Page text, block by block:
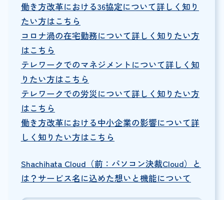
働き方改革における36協定について詳しく知り
たい方はこちら
コロナ渦の在宅勤務について詳しく知りたい方
はこちら
テレワークでのマネジメントについて詳しく知
りたい方はこちら
テレワークでの労災について詳しく知りたい方
はこちら
働き方改革における中小企業の影響について詳
しく知りたい方はこちら
Shachihata Cloud（前：パソコン決裁Cloud）と
は？サービス名に込めた想いと機能について